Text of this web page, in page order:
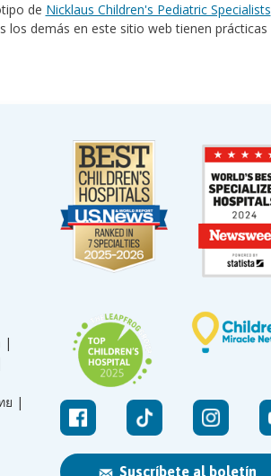
de Nicklaus Children's Pediatric Specialists
los demás en este sitio web tienen prácticas
Suscríbete al boletín
|
ย |